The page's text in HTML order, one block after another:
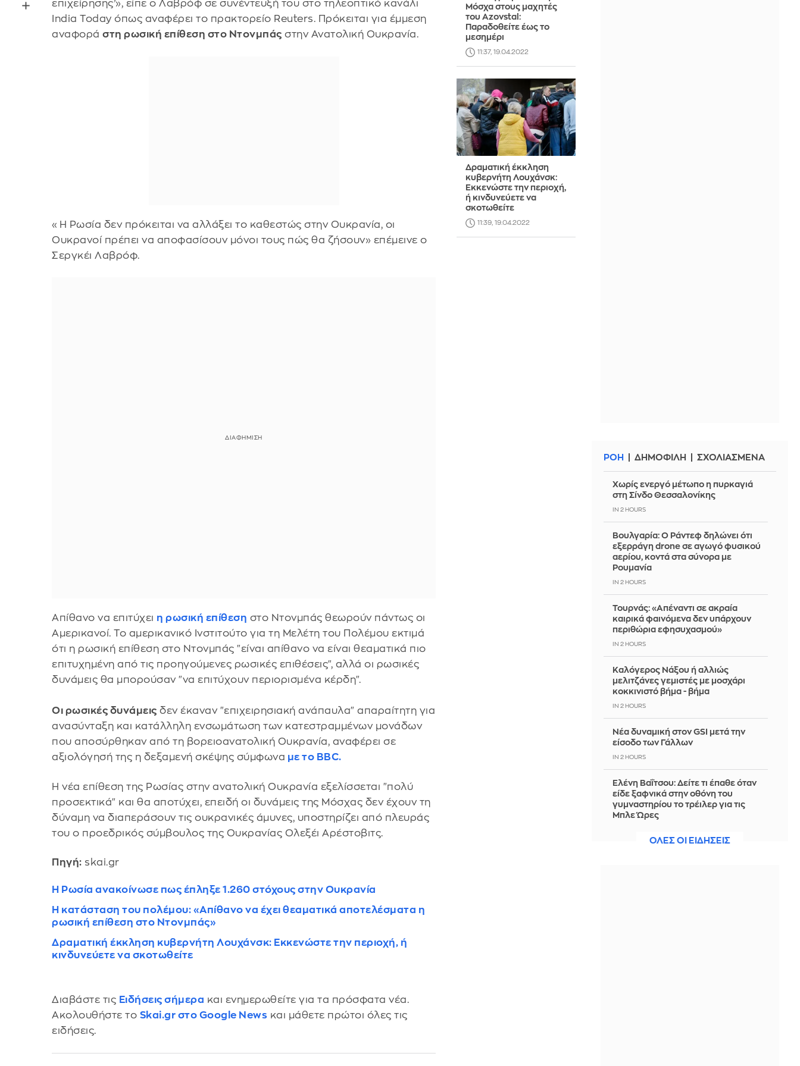
επιχείρησης’», είπε ο Λαβρόφ σε συνέντευξή του στο τηλεοπτικό κανάλι
India Today όπως αναφέρει το πρακτορείο Reuters. Πρόκειται για έμμεση
αναφοράστη ρωσική επίθεση στο Ντονμπάς στην Ανατολική Ουκρανία.
«Η Ρωσία δεν πρόκειται να αλλάξει το καθεστώς στην Ουκρανία, οι
Ουκρανοί πρέπει να αποφασίσουν μόνοι τους πώς θα ζήσουν» επέμεινε ο
Σεργκέι Λαβρόφ.
Απίθανο να επιτύχει η ρωσική επίθεση στο Ντονμπάς θεωρούν πάντως οι
Αμερικανοί. Το αμερικανικό Ινστιτούτο για τη Μελέτη του Πολέμου εκτιμά
ότι η ρωσική επίθεση στο Ντονμπάς "είναι απίθανο να είναι θεαματικά πιο
επιτυχημένη από τις προηγούμενες ρωσικές επιθέσεις", αλλά οι ρωσικές
δυνάμεις θα μπορούσαν "να επιτύχουν περιορισμένα κέρδη".
Οι ρωσικές δυνάμεις δεν έκαναν "επιχειρησιακή ανάπαυλα" απαραίτητη για
ανασύνταξη και κατάλληλη ενσωμάτωση των κατεστραμμένων μονάδων
που αποσύρθηκαν από τη βορειοανατολική Ουκρανία, αναφέρει σε
αξιολόγησή της η δεξαμενή σκέψης σύμφωνα με το BBC.
Η νέα επίθεση της Ρωσίας στην ανατολική Ουκρανία εξελίσσεται "πολύ
προσεκτικά" και θα αποτύχει, επειδή οι δυνάμεις της Μόσχας δεν έχουν τη
δύναμη να διαπεράσουν τις ουκρανικές άμυνες, υποστηρίζει από πλευράς
του ο προεδρικός σύμβουλος της Ουκρανίας Ολεξέι Αρέστοβιτς.
Πηγή: skai.gr
Η Ρωσία ανακοίνωσε πως έπληξε 1.260 στόχους στην Ουκρανία
Η κατάσταση του πολέμου: «Απίθανο να έχει θεαματικά αποτελέσματα η
ρωσική επίθεση στο Ντονμπάς»
Δραματική έκκληση κυβερνήτη Λουχάνσκ: Εκκενώστε την περιοχή, ή
κινδυνεύετε να σκοτωθείτε
Διαβάστε τις Ειδήσεις σήμερα και ενημερωθείτε για τα πρόσφατα νέα.
Ακολουθήστε το Skai.gr στο Google News και μάθετε πρώτοι όλες τις
ειδήσεις.
Μόσχα στους μαχητές
του Azovstal:
Παραδοθείτε έως το
μεσημέρι
11:37, 19.04.2022
Δραματική έκκληση
κυβερνήτη Λουχάνσκ:
Εκκενώστε την περιοχή,
ή κινδυνεύετε να
σκοτωθείτε
11:39, 19.04.2022
ΡΟΗ ΔΗΜΟΦΙΛΗ ΣΧΟΛΙΑΣΜΕΝΑ
Χωρίς ενεργό μέτωπο η πυρκαγιά
στη Σίνδο Θεσσαλονίκης
IN 2 HOURS
Βουλγαρία: Ο Ράντεφ δηλώνει ότι
εξερράγη drone σε αγωγό φυσικού
αερίου, κοντά στα σύνορα με
Ρουμανία
IN 2 HOURS
Τουρνάς: «Απέναντι σε ακραία
καιρικά φαινόμενα δεν υπάρχουν
περιθώρια εφησυχασμού»
IN 2 HOURS
Καλόγερος Νάξου ή αλλιώς
μελιτζάνες γεμιστές με μοσχάρι
κοκκινιστό βήμα - βήμα
IN 2 HOURS
Νέα δυναμική στον GSI μετά την
είσοδο των Γάλλων
IN 2 HOURS
Ελένη Βαΐτσου: Δείτε τι έπαθε όταν
είδε ξαφνικά στην οθόνη του
γυμναστηρίου το τρέιλερ για τις
Μπλε Ώρες
ΟΛΕΣ ΟΙ ΕΙΔΗΣΕΙΣ